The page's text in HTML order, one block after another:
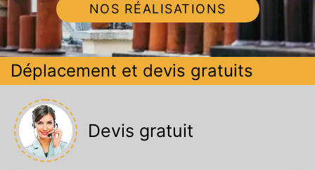
NOS RÉALISATIONS
Déplacement et devis gratuits
Devis gratuit